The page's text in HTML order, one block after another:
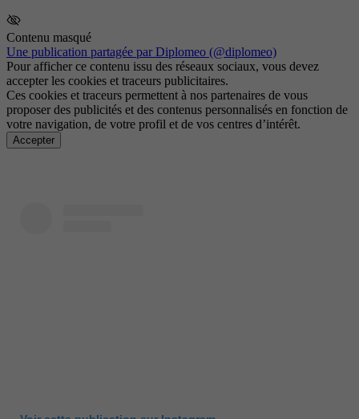
Contenu masqué
Une publication partagée par Diplomeo (@diplomeo)
Pour afficher ce contenu issu des réseaux sociaux, vous devez
accepter les cookies et traceurs publicitaires.
Ces cookies et traceurs permettent à nos partenaires de vous
proposer des publicités et des contenus personnalisés en fonction de
votre navigation, de votre profil et de vos centres d’intérêt.
Accepter